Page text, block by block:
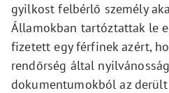
gyilkost felbérlő személy
Államokban tartóztattak le
fizetett egy férfinek azért,
rendőrség által
dokumentumokból az